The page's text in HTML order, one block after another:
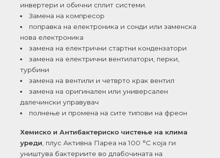
инвертери и обични сплит системи.
Замена на компресор
поправка на електроника и сонди или заменска
нова електроника
замена на електрични стартни кондензатори
замена на електрични вентилатори, перки,
турбини
замена на вентили и четврто крак вентил
замена на оригинален или универсален
далечински управувач
полнење и промена на сите типови на фреон
Хемиско и Антибактериско чистење на клима
уреди , плус Активна Пареа на 100 °C која ги
уништува бактериите во длабочината на